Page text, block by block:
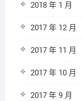
2018 年 1 月
2017 年 12 月
2017 年 11 月
2017 年 10 月
2017 年 9 月